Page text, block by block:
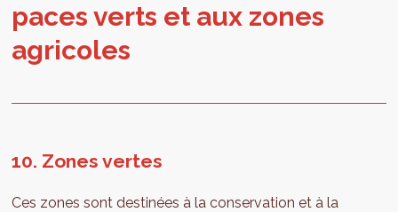
paces verts et aux zones
agri­coles
10. Zones vertes
Ces zones sont destinées à la conservation et à la